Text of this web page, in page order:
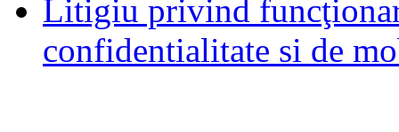
Litigiu privind
confidentialitate si de